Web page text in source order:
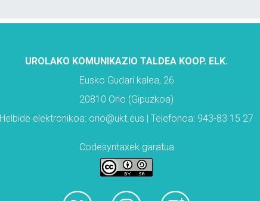
UROLAKO KOMUNIKAZIO TALDEA KOOP. ELK.
Eusko Gudari kalea, 26
20810 Orio (Gipuzkoa)
Helbide elektronikoa: orio@ukt.eus | Telefonoa: 943-83 15 27
Codesyntaxek garatua